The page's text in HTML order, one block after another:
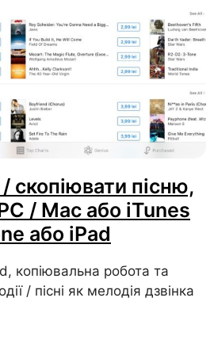
скопіювати пісню,
/ Mac або iTunes
або iPad
копіювальна робота та
/ пісні як мелодія дзвінка